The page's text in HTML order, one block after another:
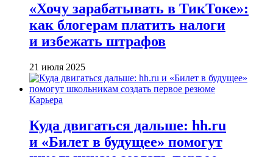
«Хочу зарабатывать в ТикТоке»:
как блогерам платить налоги
и избежать штрафов
21 июля 2025
Карьера
Куда двигаться дальше: hh.ru
и «Билет в будущее» помогут